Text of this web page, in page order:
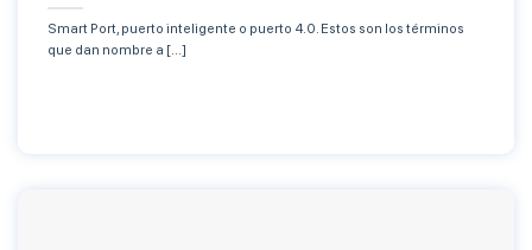
Smart Port, puerto inteligente o puerto 4.0. Estos son los términos
que dan nombre a [...]